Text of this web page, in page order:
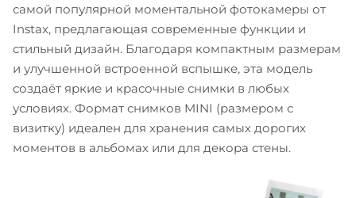
самой популярной моментальной фотокамеры от
Instax, предлагающая современные функции и
стильный дизайн. Благодаря компактным размерам
и улучшенной встроенной вспышке, эта модель
создаёт яркие и красочные снимки в любых
условиях. Формат снимков MINI (размером с
визитку) идеален для хранения самых дорогих
моментов в альбомах или для декора стены.